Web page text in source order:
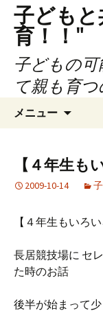
子ども
育！！"
子どもの
て親も育つ
メニュー
ツ
キ
プ
【４年生
2009-10-14
【４年生もいろい
長居競技場に セ
た時のお話
後半が始まって